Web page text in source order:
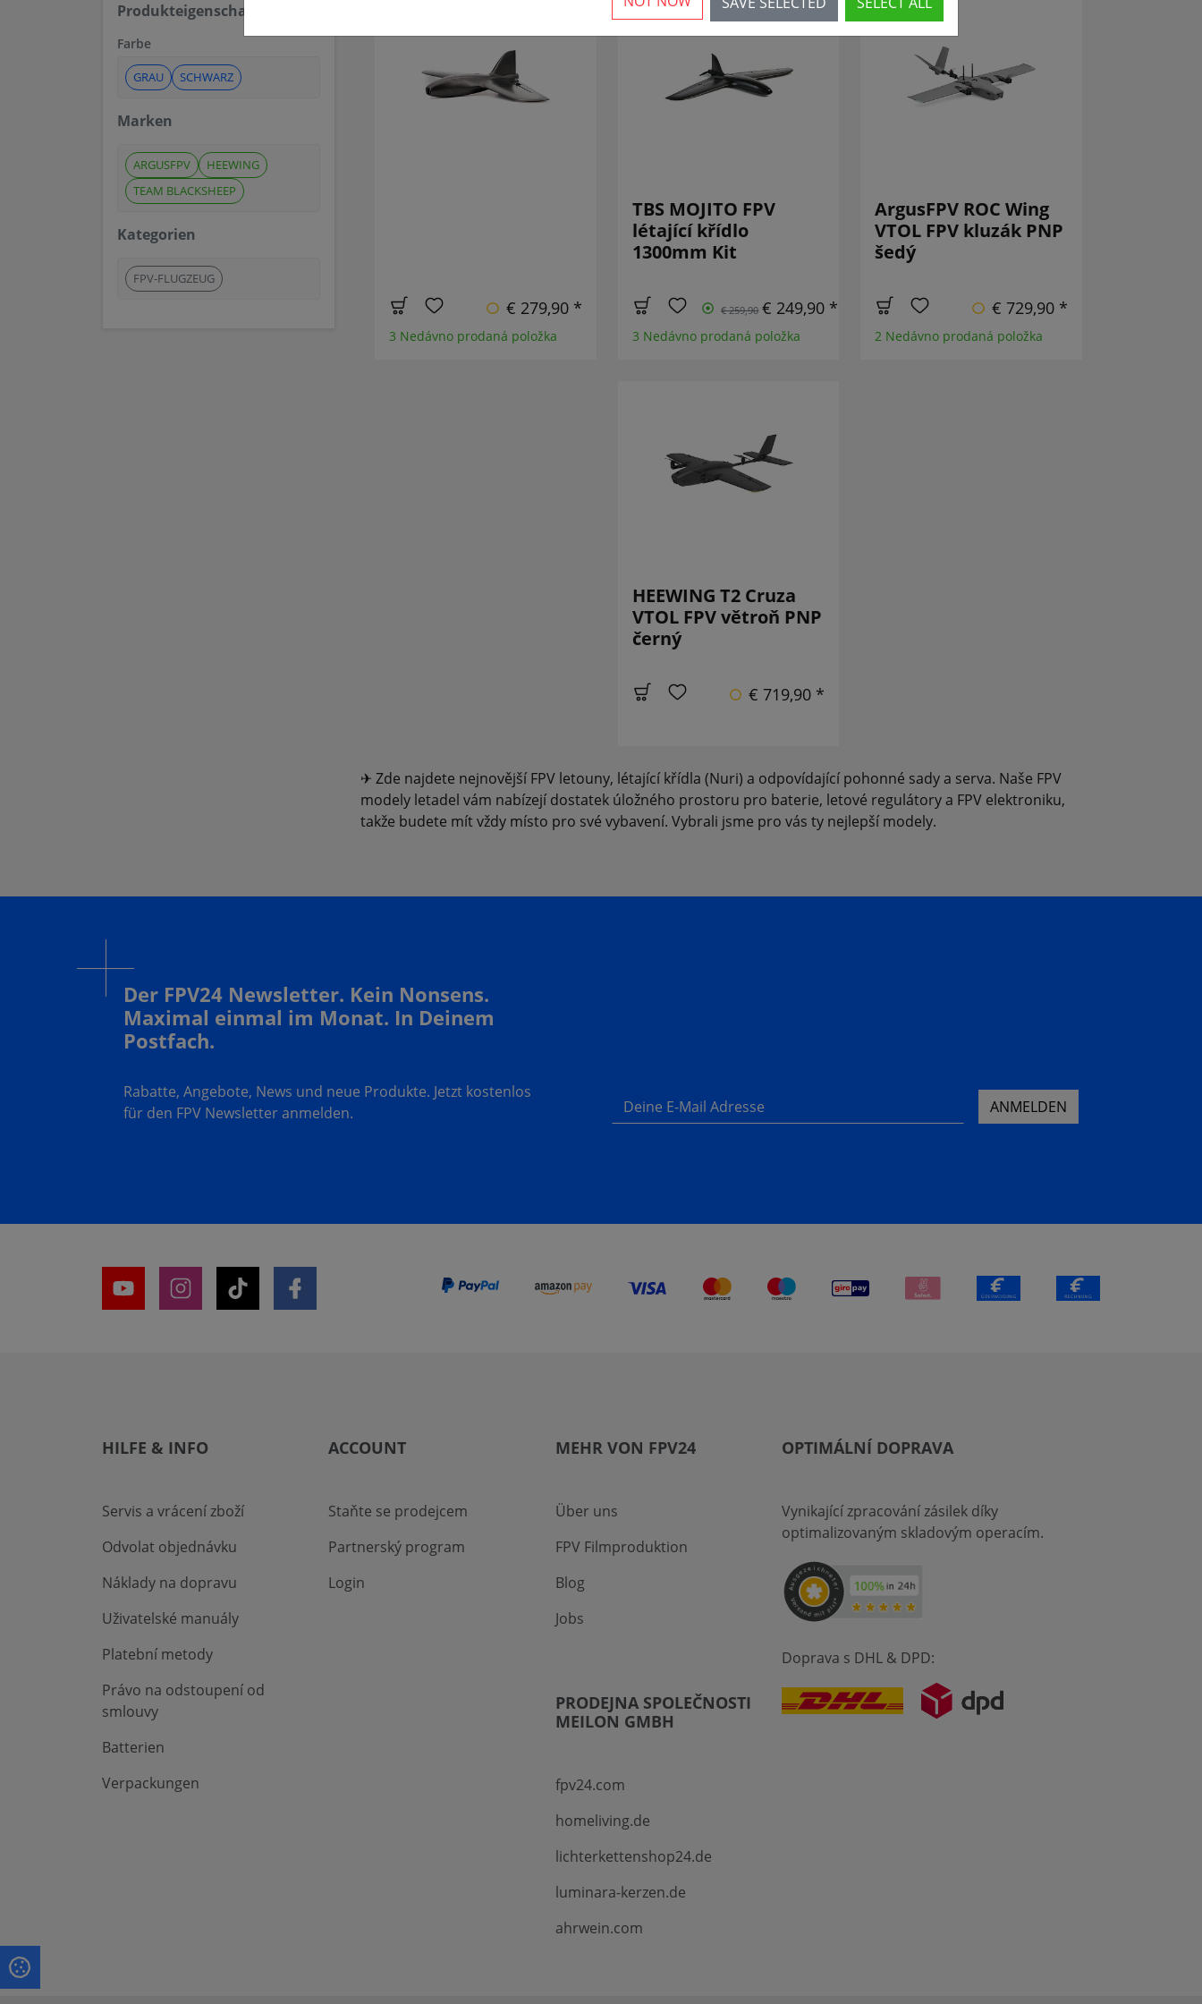
Produkteigenschaften
Farbe
GRAU SCHWARZ
Marken
ARGUSFPV
HEEWING
TEAM BLACKSHEEP
Kategorien
FPV-FLUGZEUG
€ 279,90 *
3 Nedávno prodaná položka
SNÍŽENO!
TBS MOJITO FPV
létající křídlo
1300mm Kit
€ 259,90 € 249,90 *
3 Nedávno prodaná položka
ArgusFPV ROC Wing
VTOL FPV kluzák PNP
šedý
€ 729,90 *
2 Nedávno prodaná položka
HEEWING T2 Cruza
VTOL FPV větroň PNP
černý
€ 719,90 *
✈ Zde najdete nejnovější FPV letouny, létající křídla (Nuri) a odpovídající pohonné sady a serva. Naše FPV
modely letadel vám nabízejí dostatek úložného prostoru pro baterie, letové regulátory a FPV elektroniku,
takže budete mít vždy místo pro své vybavení. Vybrali jsme pro vás ty nejlepší modely.
Der FPV24 Newsletter. Kein Nonsens.
Maximal einmal im Monat. In Deinem
Postfach.
Rabatte, Angebote, News und neue Produkte. Jetzt kostenlos
für den FPV Newsletter anmelden.
Deine E-Mail Adresse ANMELDEN
HILFE & INFO
Servis a vrácení zboží
Odvolat objednávku
Náklady na dopravu
Uživatelské manuály
Platební metody
Právo na odstoupení od
smlouvy
Batterien
Verpackungen
ACCOUNT
Staňte se prodejcem
Partnerský program
Login
MEHR VON FPV24
Über uns
FPV Filmproduktion
Blog
Jobs
PRODEJNA SPOLEČNOSTI
MEILON GMBH
fpv24.com
homeliving.de
lichterkettenshop24.de
luminara-kerzen.de
ahrwein.com
OPTIMÁLNÍ DOPRAVA
Vynikající zpracování zásilek díky
optimalizovaným skladovým operacím.
Doprava s DHL & DPD: